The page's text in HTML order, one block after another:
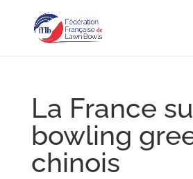
La France
bowling
chinois